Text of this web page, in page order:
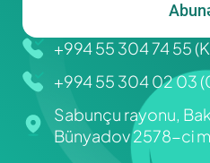
+994 55 304 74 55
+994 55 304 02 03
Sabunçu rayonu,
Bünyadov 2578-ci